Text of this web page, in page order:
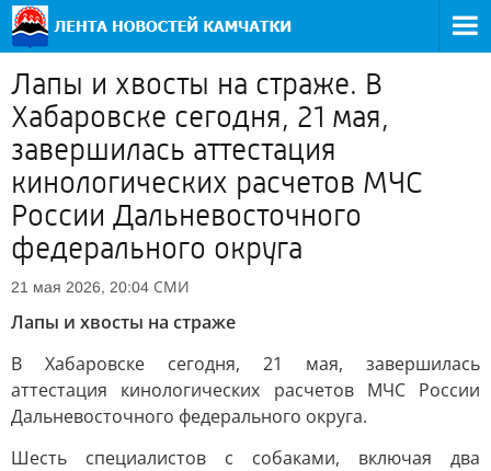
Лапы и хвосты на страже. В
Хабаровске сегодня, 21 мая,
завершилась аттестация
кинологических расчетов МЧС
России Дальневосточного
федерального округа
21 мая 2026, 20:04 СМИ
Лапы и хвосты на страже
В Хабаровске сегодня, 21 мая, завершилась
аттестация кинологических расчетов МЧС России
Дальневосточного федерального округа.
Шесть специалистов с собаками, включая два